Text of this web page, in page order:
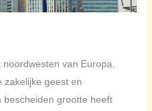
van Europa,
zakelijke geest en
grootte heeft